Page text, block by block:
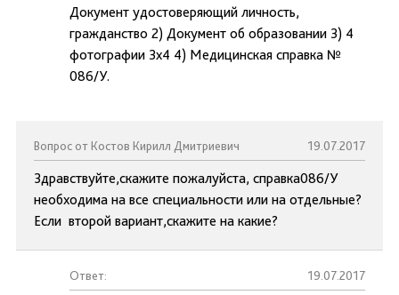
Документ удостоверяющий личность,
гражданство 2) Документ об образовании 3) 4
фотографии 3x4 4) Медицинская справка №
086/У.
Вопрос от Костов Кирилл Дмитриевич 19.07.2017
Здравствуйте,скажите пожалуйста, справка086/У
необходима на все специальности или на отдельные?
Если второй вариант,скажите на какие?
Ответ: 19.07.2017